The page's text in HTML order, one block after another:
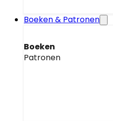
Boeken & Patronen
Boeken
Patronen